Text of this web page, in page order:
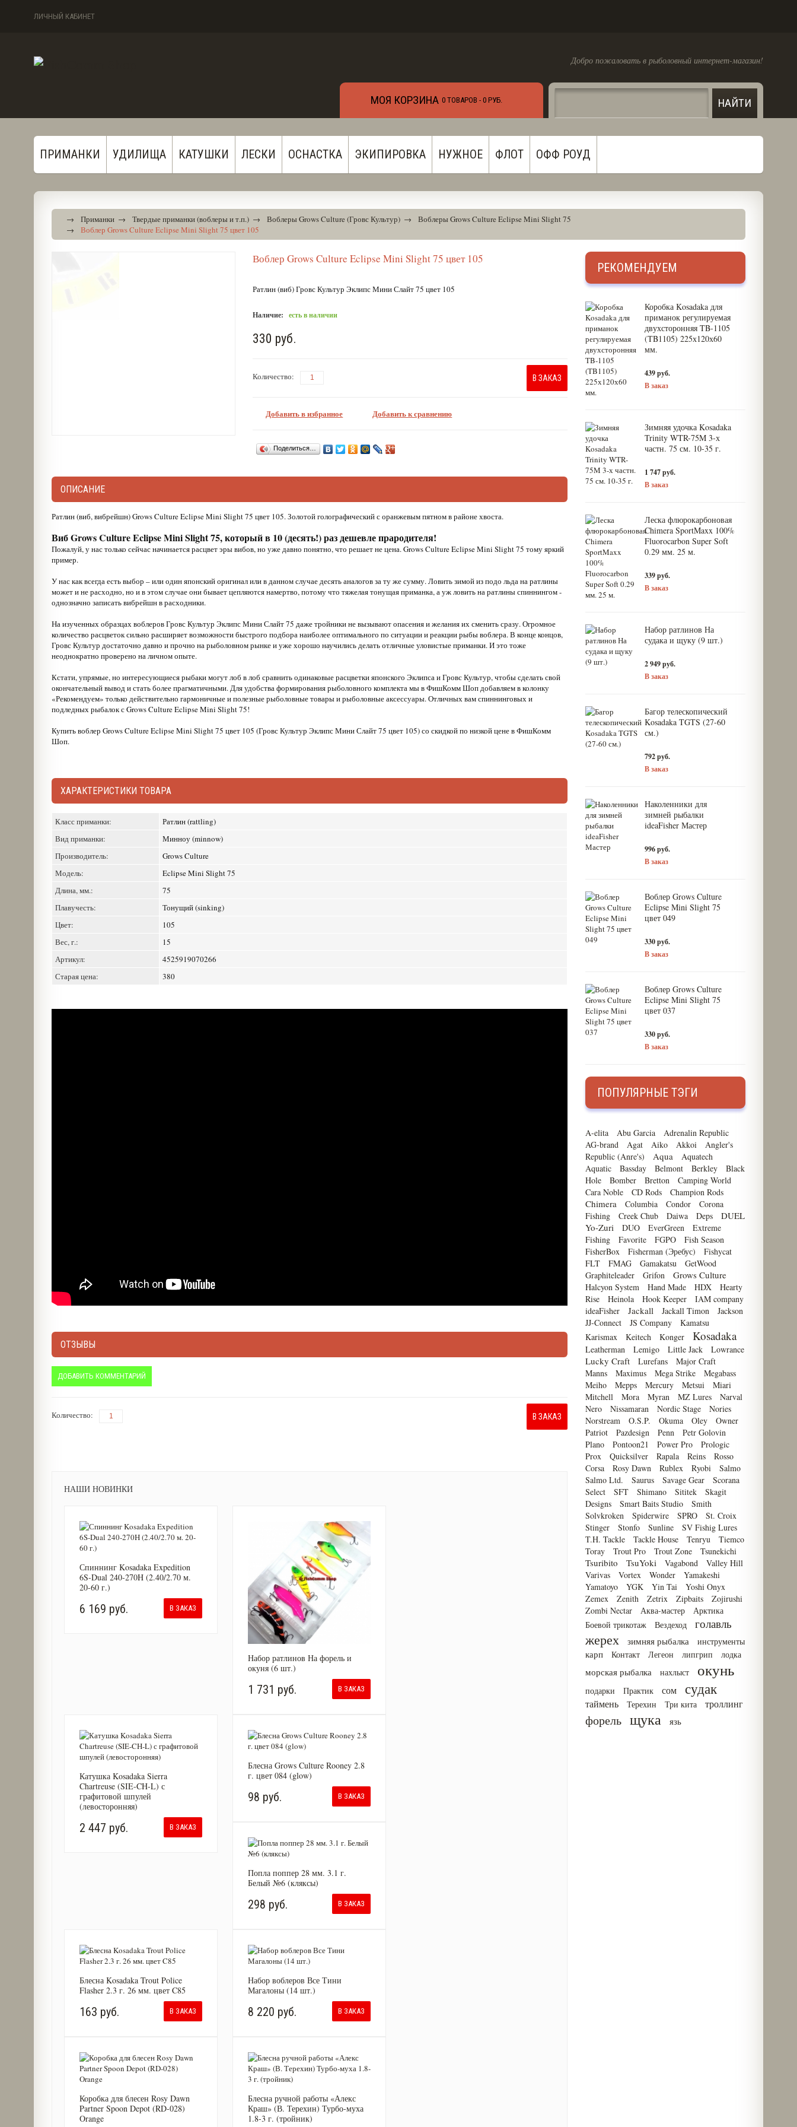
ЛИЧНЫЙ КАБИНЕТ
Добро пожаловать в рыболовный интернет-магазин!
МОЯ КОРЗИНА 0 ТОВАРОВ - 0 РУБ.
ПРИМАНКИ УДИЛИЩА КАТУШКИ ЛЕСКИ ОСНАСТКА ЭКИПИРОВКА НУЖНОЕ ФЛОТ ОФФ РОУД
→ Приманки → Твердые приманки (воблеры и т.п.) → Воблеры Grows Culture (Гровс Культур) →
Воблеры Grows Culture Eclipse Mini Slight 75
→
Воблер Grows Culture Eclipse Mini Slight 75 цвет 105
Воблер Grows Culture Eclipse Mini Slight 75 цвет 105
Ратлин (виб) Гровс Культур Эклипс Мини Слайт 75 цвет 105
Наличие: есть в наличии
330 руб.
Количество: В ЗАКАЗ
Добавить в избранное Добавить к сравнению
Поделиться…
ОПИСАНИЕ
Ратлин (виб, вибрейшн) Grows Culture Eclipse Mini Slight 75 цвет 105. Золотой голографический с оранжевым пятном в районе хвоста.
Виб Grows Culture Eclipse Mini Slight 75, который в 10 (десять!) раз дешевле прародителя!
Пожалуй, у нас только сейчас начинается расцвет эры вибов, но уже давно понятно, что решает не цена. Grows Culture Eclipse Mini Slight 75 тому яркий
пример.
У нас как всегда есть выбор – или один японский оригинал или в данном случае десять аналогов за ту же сумму. Ловить зимой из подо льда на ратлины
может и не расходно, но и в этом случае они бывает цепляются намертво, потому что тяжелая тонущая приманка, а уж ловить на ратлины спиннингом -
однозначно записать вибрейшн в расходники.
На изученных образцах воблеров Гровс Культур Эклипс Мини Слайт 75 даже тройники не вызывают опасения и желания их сменить сразу. Огромное
количество расцветок сильно расширяет возможности быстрого подбора наиболее оптимального по ситуации и реакции рыбы воблера. В конце концов,
Гровс Культур достаточно давно и прочно на рыболовном рынке и уже хорошо научились делать отличные уловистые приманки. И это тоже
неоднократно проверено на личном опыте.
Кстати, упрямые, но интересующиеся рыбаки могут лоб в лоб сравнить одинаковые расцветки японского Эклипса и Гровс Культур, чтобы сделать свой
окончательный вывод и стать более прагматичными. Для удобства формирования рыболовного комплекта мы в ФишКомм Шоп добавляем в колонку
«Рекомендуем» только действительно гармоничные и полезные рыболовные товары и рыболовные аксессуары. Отличных вам спиннинговых и
подледных рыбалок с Grows Culture Eclipse Mini Slight 75!
Купить воблер Grows Culture Eclipse Mini Slight 75 цвет 105 (Гровс Культур Эклипс Мини Слайт 75 цвет 105) со скидкой по низкой цене в ФишКомм
Шоп.
ХАРАКТЕРИСТИКИ ТОВАРА
Класс приманки:
Ратлин (rattling)
Вид приманки:
Минноу (minnow)
Производитель:
Grows Culture
Модель:
Eclipse Mini Slight 75
Длина, мм.:
75
Плавучесть:
Тонущий (sinking)
Цвет:
105
Вес, г.:
15
Артикул:
4525919070266
Старая цена:
380
ОТЗЫВЫ
ДОБАВИТЬ КОММЕНТАРИЙ
Количество: В ЗАКАЗ
НАШИ НОВИНКИ
Спиннинг Kosadaka Expedition
6S-Dual 240-270H (2.40/2.70 м.
20-60 г.)
6 169 руб. В ЗАКАЗ
Набор ратлинов На форель и
окуня (6 шт.)
1 731 руб. В ЗАКАЗ
Катушка Kosadaka Sierra
Chartreuse (SIE-CH-L) с
графитовой шпулей
(левосторонняя)
2 447 руб. В ЗАКАЗ
Блесна Grows Culture Rooney 2.8
г. цвет 084 (glow)
98 руб. В ЗАКАЗ
Попла поппер 28 мм. 3.1 г.
Белый №6 (кляксы)
298 руб. В ЗАКАЗ
Блесна Kosadaka Trout Police
Flasher 2.3 г. 26 мм. цвет C85
163 руб. В ЗАКАЗ
Набор воблеров Все Тини
Магалоны (14 шт.)
8 220 руб. В ЗАКАЗ
Коробка для блесен Rosy Dawn
Partner Spoon Depot (RD-028)
Orange
Блесна ручной работы «Алекс
Краш» (В. Терехин) Турбо-муха
1.8-3 г. (тройник)
РЕКОМЕНДУЕМ
Коробка Kosadaka для
приманок регулируемая
двухсторонняя TB-1105
(TB1105) 225х120х60
мм.
439 руб.
В заказ
Зимняя удочка Kosadaka
Trinity WTR-75M 3-х
частн. 75 см. 10-35 г.
1 747 руб.
В заказ
Леска флюрокарбоновая
Chimera SportMaxx 100%
Fluorocarbon Super Soft
0.29 мм. 25 м.
339 руб.
В заказ
Набор ратлинов На
судака и щуку (9 шт.)
2 949 руб.
В заказ
Багор телескопический
Kosadaka TGTS (27-60
см.)
792 руб.
В заказ
Наколенники для
зимней рыбалки
ideaFisher Мастер
996 руб.
В заказ
Воблер Grows Culture
Eclipse Mini Slight 75
цвет 049
330 руб.
В заказ
Воблер Grows Culture
Eclipse Mini Slight 75
цвет 037
330 руб.
В заказ
ПОПУЛЯРНЫЕ ТЭГИ
A-elita Abu Garcia
Adrenalin Republic
AG-brand
Agat Aiko Akkoi
Angler's
Republic (Anre's)
Aqua
Aquatech
Aquatic
Bassday Belmont Berkley
Black
Hole
Bomber Bretton
Camping World
Cara Noble
CD Rods Champion Rods
Chimera Columbia Condor
Corona
Fishing
Creek Chub Daiwa Deps
DUEL
Yo-Zuri
DUO EverGreen
Extreme
Fishing
Favorite FGPO
Fish Season
FisherBox
Fisherman (Эребус)
Fishycat
FLT
FMAG Gamakatsu
GetWood
Graphiteleader
Grifon Grows Culture
Halcyon System Hand Made HDX
Hearty
Rise
Heinola Hook Keeper
IAM company
ideaFisher
Jackall Jackall Timon
Jackson
JJ-Connect
JS Company
Kamatsu
Karismax
Keitech Konger Kosadaka
Leatherman Lemigo Little Jack Lowrance
Lucky Craft Lurefans
Major Craft
Manns
Maximus Mega Strike
Megabass
Meiho
Mepps Mercury Metsui
Miari
Mitchell
Mora Myran MZ Lures
Narval
Nero
Nissamaran Nordic Stage
Nories
Norstream
O.S.P. Okuma Oley
Owner
Patriot
Pazdesign Penn
Petr Golovin
Plano
Pontoon21 Power Pro
Prologic
Prox
Quicksilver Rapala Reins
Rosso
Corsa
Rosy Dawn Rublex Ryobi
Salmo
Salmo Ltd.
Saurus Savage Gear
Scorana
Select
SFT Shimano Sititek
Skagit
Designs
Smart Baits Studio
Smith
Solvkroken
Spiderwire SPRO
St. Croix
Stinger
Stonfo Sunline
SV Fishig Lures
T.H. Tackle
Tackle House Tenryu
Tiemco
Toray
Trout Pro Trout Zone Tsunekichi
Tsuribito TsuYoki Vagabond
Valley Hill
Varivas
Vortex Wonder
Yamakeshi
Yamatoyo
YGK Yin Tai
Yoshi Onyx
Zemex
Zenith Zetrix Zipbaits
Zojirushi
Zombi Nectar
Аква-мастер
Арктика
Боевой трикотаж
Вездеход голавль
жерех зимняя рыбалка инструменты
карп Контакт Легеон липгрип лодка
морская рыбалка нахлыст окунь
подарки Практик сом судак
таймень Терехин Три кита троллинг
форель щука язь